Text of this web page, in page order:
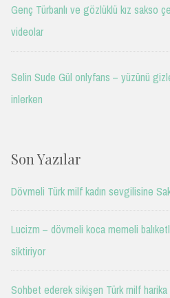
Genç Türbanlı ve gözlüklü kız sakso
videolar
Selin Sude Gül onlyfans – yüzünü
inlerken
Son Yazılar
Dövmeli Türk milf kadın sevgilisine
Lucizm – dövmeli koca memeli
siktiriyor
Sohbet ederek sikişen Türk milf